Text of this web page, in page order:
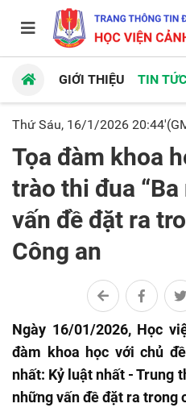
GIỚI THIỆU TIN
Thứ Sáu, 16/1/2026
Tọa đàm khoa
trào thi đua
vấn đề đặt ra
Công an
Ngày 16/01/2026, Học
đàm khoa học với chủ
nhất: Kỷ luật nhất - Trung
những vấn đề đặt ra trong